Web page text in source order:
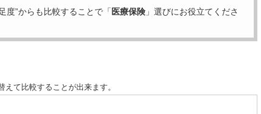
度”からも比較することで「 医療保険 」選びにお役立てくださ
て比較することが出来ます。